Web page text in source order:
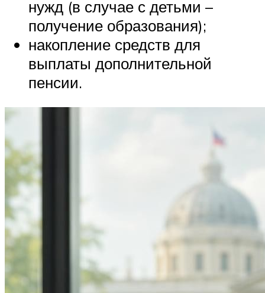
нужд (в случае с детьми –
получение образования);
накопление средств для
выплаты дополнительной
пенсии.